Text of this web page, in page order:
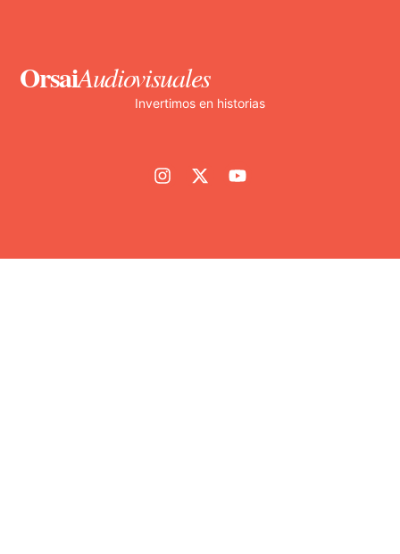
OrsaiAudiovisuales
Invertimos en historias